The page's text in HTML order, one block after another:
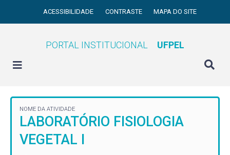
ACESSIBILIDADE CONTRASTE MAPA DO SITE
PORTAL INSTITUCIONAL UFPEL
NOME DA ATIVIDADE
LABORATÓRIO FISIOLOGIA
VEGETAL I